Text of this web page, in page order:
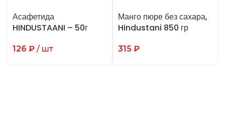
Асафетида
HINDUSTAANI – 50г
126 ₽ / шт
Манго пюре без сахара,
Hindustani 850 гр
315 ₽